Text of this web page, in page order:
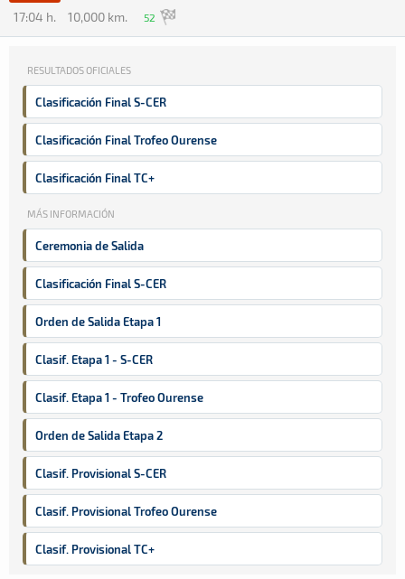
17:04 h. 10,000 km. 52
RESULTADOS OFICIALES
Clasificación Final S-CER
Clasificación Final Trofeo Ourense
Clasificación Final TC+
MÁS INFORMACIÓN
Ceremonia de Salida
Clasificación Final S-CER
Orden de Salida Etapa 1
Clasif. Etapa 1 - S-CER
Clasif. Etapa 1 - Trofeo Ourense
Orden de Salida Etapa 2
Clasif. Provisional S-CER
Clasif. Provisional Trofeo Ourense
Clasif. Provisional TC+